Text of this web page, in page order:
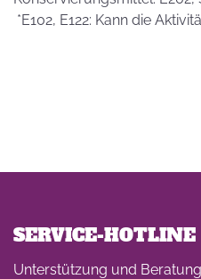
*E102, E122: Kann die
SERVICE-HOTLINE
Unterstützung und